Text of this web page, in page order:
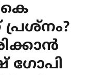
ഗോപി